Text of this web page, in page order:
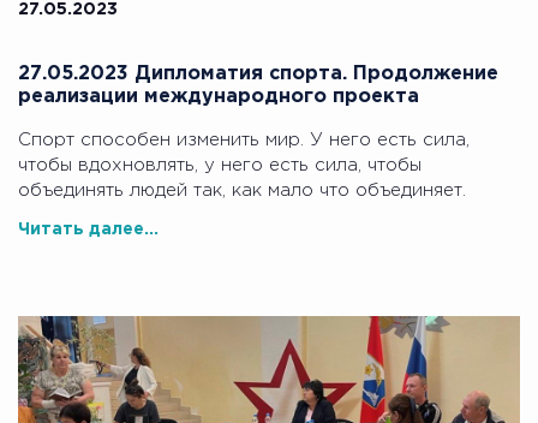
27.05.2023
27.05.2023 Дипломатия спорта. Продолжение
реализации международного проекта
Спорт способен изменить мир. У него есть сила,
чтобы вдохновлять, у него есть сила, чтобы
объединять людей так, как мало что объединяет.
Читать далее...